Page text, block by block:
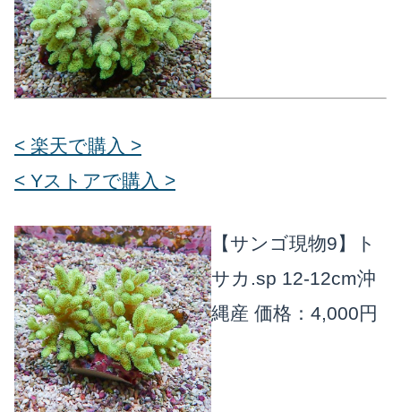
< 楽天で購入 >
< Yストアで購入 >
【サンゴ現物9】ト
サカ.sp 12-12cm沖
縄産 価格：4,000円